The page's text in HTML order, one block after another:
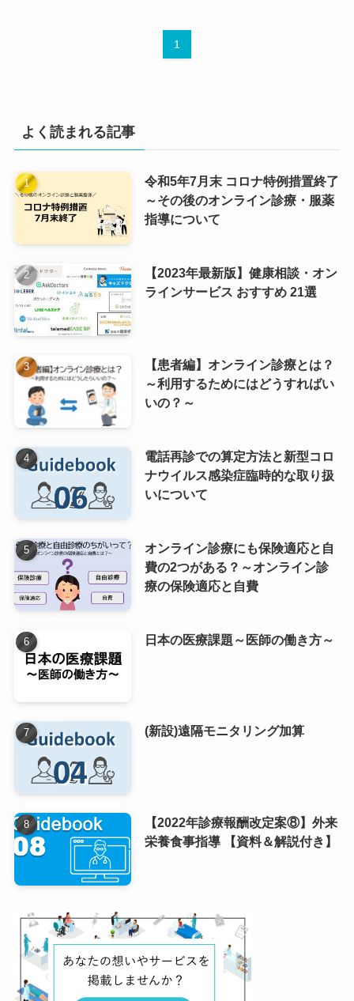
1
よく読まれる記事
令和5年7月末 コロナ特例措置終了
～その後のオンライン診療・服薬
指導について
【2023年最新版】健康相談・オン
ラインサービス おすすめ 21選
【患者編】オンライン診療とは？
～利用するためにはどうすればい
いの？～
電話再診での算定方法と新型コロ
ナウイルス感染症臨時的な取り扱
いについて
オンライン診療にも保険適応と自
費の2つがある？～オンライン診
療の保険適応と自費
日本の医療課題～医師の働き方～
(新設)遠隔モニタリング加算
【2022年診療報酬改定案⑧】外来
栄養食事指導 【資料＆解説付き】